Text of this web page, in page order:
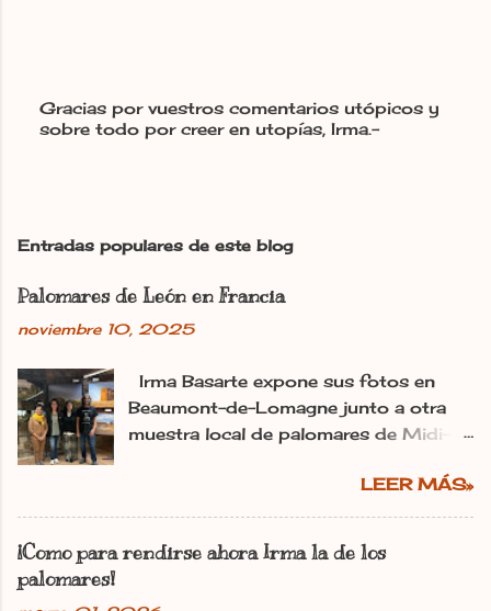
P
a
u
c
m
e
n
t
a
Gracias por vuestros comentarios utópicos y
sobre todo por creer en utopías, Irma.-
Entradas populares de este blog
Palomares de León en Francia
noviembre 10, 2025
Irma Basarte expone sus fotos en
Beaumont-de-Lomagne junto a otra
muestra local de palomares de Midi-
izquierda) con Miguel Pastrana y las
colaboradoras francesas. dl Ana
Gaitero León 11.11.2025 | 06:00
Actualizado: 11.11.2025 | 10:25 En:
LEER MÁS»
¡Como para rendirse ahora Irma la de los
palomares!